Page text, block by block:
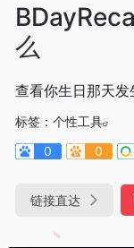
么
查看你生日那天发
标签： 个性工具
0
0
链接直达